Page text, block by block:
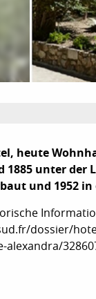
heute
1885 unter der
und 1952
dossier/